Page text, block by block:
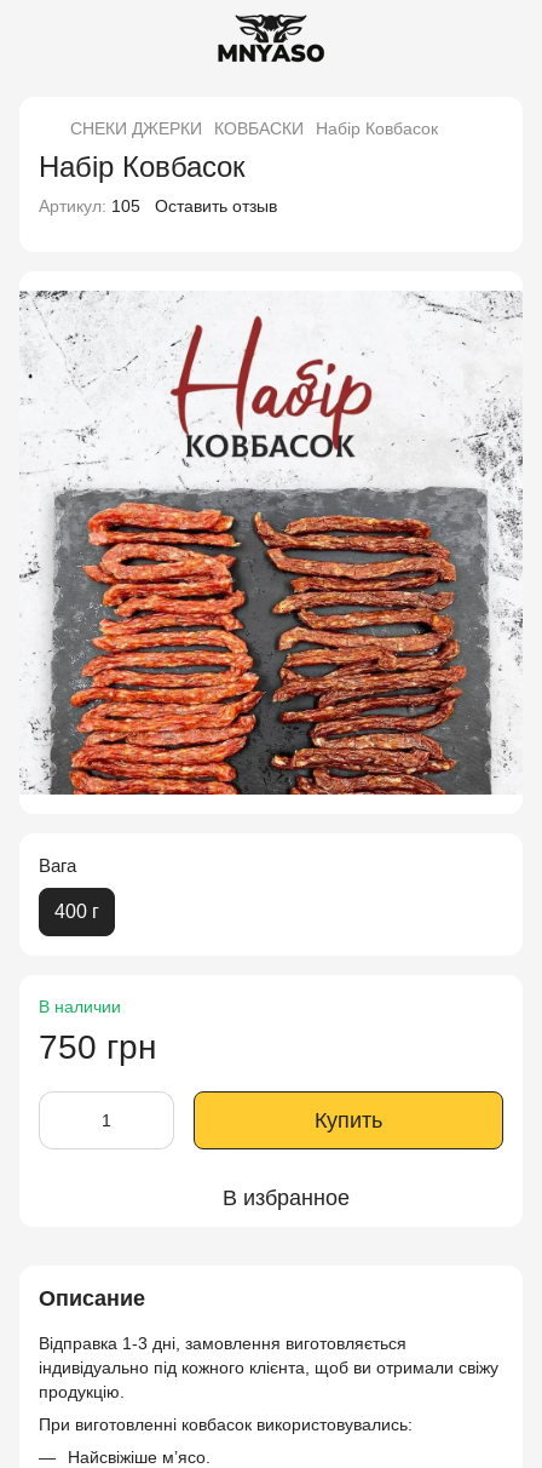
СНЕКИ ДЖЕРКИ КОВБАСКИ Набір Ковбасок
Набір Ковбасок
Артикул: 105 Оставить отзыв
Вага
400 г
В наличии
750 грн
Купить
В избранное
Описание
Відправка 1-3 дні, замовлення виготовляється
індивідуально під кожного клієнта, щоб ви отримали свіжу
продукцію.
При виготовленні ковбасок використовувались:
Найсвіжіше м’ясо.